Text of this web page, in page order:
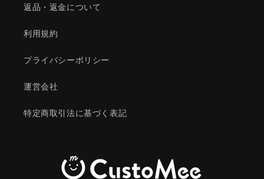
返品・返金について
利用規約
プライバシーポリシー
運営会社
特定商取引法に基づく表記